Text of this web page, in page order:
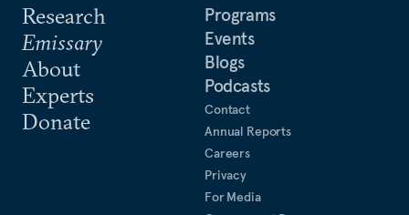
Research
Emissary
About
Experts
Donate
Programs
Events
Blogs
Podcasts
Contact
Annual Reports
Careers
Privacy
For Media